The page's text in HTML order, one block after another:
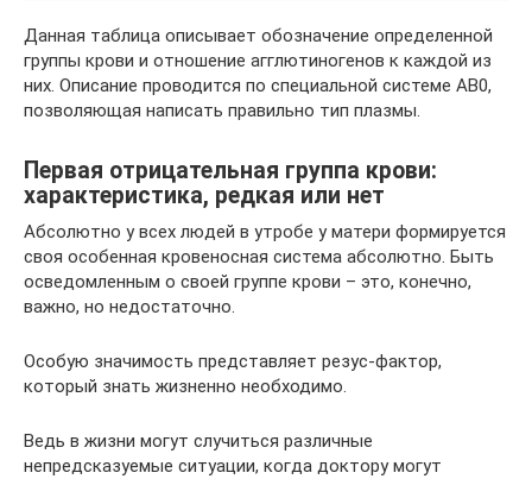
Данная таблица описывает обозначение определенной
группы крови и отношение агглютиногенов к каждой из
них. Описание проводится по специальной системе АВ0,
позволяющая написать правильно тип плазмы.
Первая отрицательная группа крови:
характеристика, редкая или нет
Абсолютно у всех людей в утробе у матери формируется
своя особенная кровеносная система абсолютно. Быть
осведомленным о своей группе крови – это, конечно,
важно, но недостаточно.
Особую значимость представляет резус-фактор,
который знать жизненно необходимо.
Ведь в жизни могут случиться различные
непредсказуемые ситуации, когда доктору могут